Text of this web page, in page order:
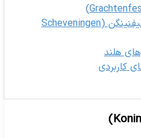
فستیوال آتش‌بازی اسخیفنینگن (Scheveningen
هلند